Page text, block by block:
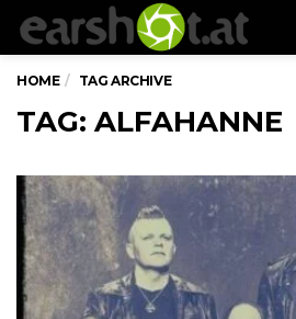
HOME TAG ARCHIVE
TAG: ALFAHANNE